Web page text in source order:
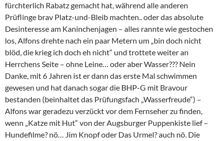
fürchterlich Rabatz gemacht hat, während alle anderen
Prüflinge brav Platz-und-Bleib machten.. oder das absolute
Desinteresse am Kaninchenjagen – alles rannte wie gestochen
los, Alfons drehte nach ein paar Metern um „bin doch nicht
blöd, die krieg ich doch eh nicht“ und trottete weiter an
Herrchens Seite – ohne Leine… oder aber Wasser??? Nein
Danke, mit 6 Jahren ist er dann das erste Mal schwimmen
gewesen und hat danach sogar die BHP-G mit Bravour
bestanden (beinhaltet das Prüfungsfach „Wasserfreude“) –
Alfons war geradezu verzückt vor dem Fernseher zu finden,
wenn „Katze mit Hut“ von der Augsburger Puppenkiste lief –
Hundefilme? nö… Jim Knopf oder Das Urmel? auch nö. Die